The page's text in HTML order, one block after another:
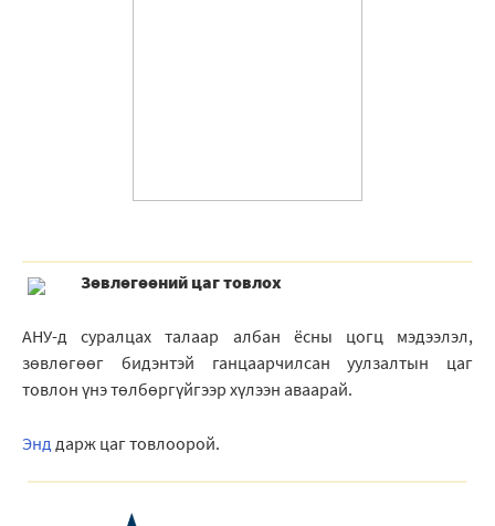
Зѳвлѳгѳѳний цаг товлох
АНУ-д суралцах талаар албан ёсны цогц мэдээлэл,
зөвлөгөөг бидэнтэй ганцаарчилсан уулзалтын цаг
товлон үнэ тѳлбѳргүйгээр хүлээн аваарай.
Энд дарж цаг товлоорой.